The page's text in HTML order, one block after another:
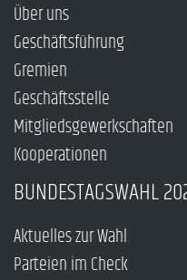
Über uns
Geschäftsführung
Gremien
Geschäftsstelle
Mitgliedsgewerkschaften
Kooperationen
BUNDESTAGSWAHL
Aktuelles zur Wahl
Parteien im Check